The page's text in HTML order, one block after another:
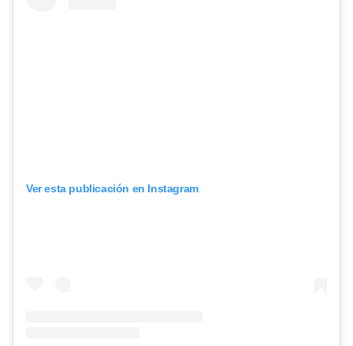
Ver esta publicación en Instagram